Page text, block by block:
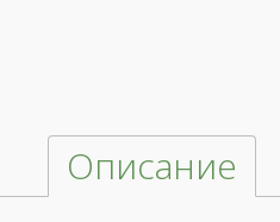
Описание